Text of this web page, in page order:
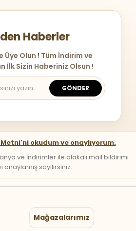
Haberler
Üye Olun ! Tüm İndirim ve
İlk Sizin Haberiniz Olsun !
GÖNDER
Metni'ni okudum ve onaylıyorum.
ve İndirimler ile alakalı mail bildirimi
onaylamış sayılırsınız.
Mağazalarımız